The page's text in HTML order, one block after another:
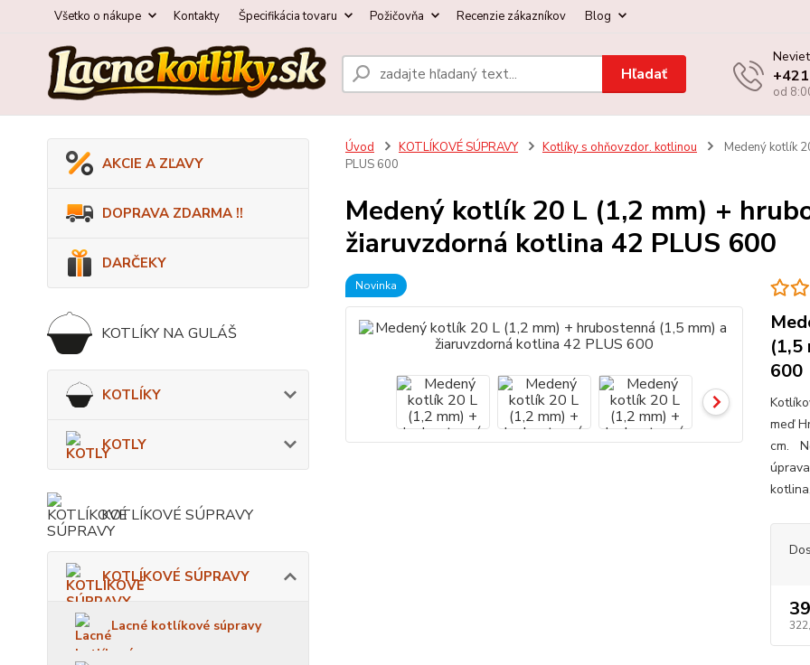
Všetko o nákupe Kontakty Špecifikácia tovaru Požičovňa Recenzie zákazníkov Blog
Hľadať
od
AKCIE A ZĽAVY
DOPRAVA ZDARMA !!
DARČEKY
KOTLÍKY NA GULÁŠ
KOTLÍKY
KOTLY
KOTLÍKOVÉ SÚPRAVY
KOTLÍKOVÉ SÚPRAVY
Lacné kotlíkové súpravy
Úvod KOTLÍKOVÉ SÚPRAVY Kotlíky s ohňovzdor. kotlinou
Medený kotlík
PLUS 600
Medený kotlík 20 L (1,2 mm) +
žiaruvzdorná kotlina 42 PLUS 600
Novinka
(1,5
600
meď
cm.